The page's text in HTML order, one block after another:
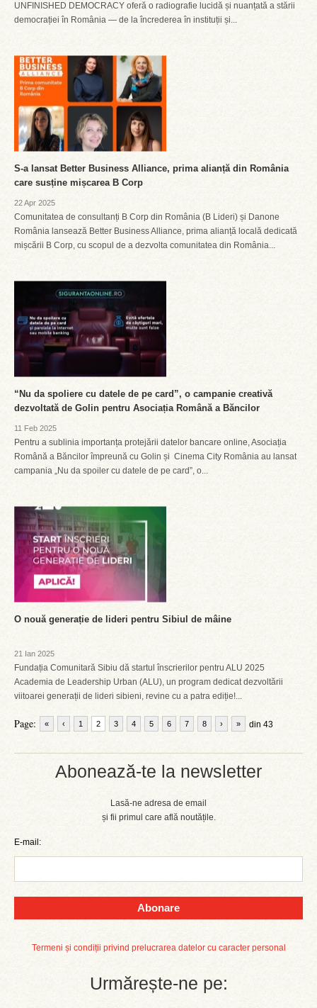
Abonează-te la newsletter
Lasă-ne adresa de email
și fii primul care află noutățile.
E-mail:
Abonare
Termeni și condiții privind prelucrarea datelor cu caracter personal
Urmărește-ne pe:
UNFINISHED DEMOCRACY oferă o radiografie lucidă și nuanțată a stării
democrației în România — de la încrederea în instituții și...
S-a lansat Better Business Alliance, prima alianță din România
care susține mișcarea B Corp
22 Apr 2025
Comunitatea de consultanți B Corp din România (B Lideri) și Danone
România lansează Better Business Alliance, prima alianță locală dedicată
mișcării B Corp, cu scopul de a dezvolta comunitatea din România...
“Nu da spoliere cu datele de pe card”, o campanie creativă
dezvoltată de Golin pentru Asociația Română a Băncilor
11 Feb 2025
Pentru a sublinia importanța protejării datelor bancare online, Asociația
Română a Băncilor împreună cu Golin și Cinema City România au lansat
campania „Nu da spoiler cu datele de pe card”, o...
O nouă generație de lideri pentru Sibiul de mâine
21 Ian 2025
Fundația Comunitară Sibiu dă startul înscrierilor pentru ALU 2025
Academia de Leadership Urban (ALU), un program dedicat dezvoltării
viitoarei generații de lideri sibieni, revine cu a patra ediție!...
Page: « ‹ 1 2 3 4 5 6 7 8 din 43
› »